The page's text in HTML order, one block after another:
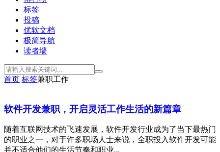
标签
投稿
优软文档
极简导航
读者墙
首页 标签兼职工作
软件开发兼职，开启灵活工作生活的新篇章
随着互联网技术的飞速发展，软件开发行业成为了当下最热门
的职业之一，对于许多职场人士来说，全职投入软件开发可能
并不适合他们的生活节奏和职业...